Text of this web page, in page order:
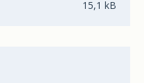
15,1 kB